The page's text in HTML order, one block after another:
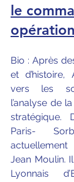
le
Bio : Après
et d’histoire,
vers les
l’analyse de
stratégique.
Paris-
actuellement
Jean Moulin.
Lyonnais